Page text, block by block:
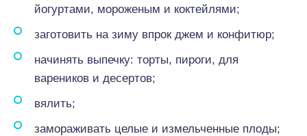
йогуртами, мороженым и коктейлями;
заготовить на зиму впрок джем и конфитюр;
начинять выпечку: торты, пироги, для
вареников и десертов;
вялить;
замораживать целые и измельченные плоды;